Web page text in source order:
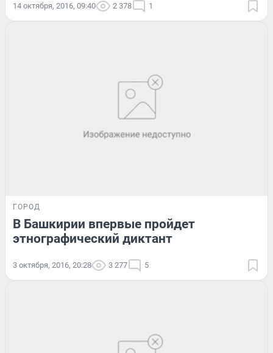
14 октября, 2016, 09:40 2 378 1
ГОРОД
В Башкирии впервые пройдет
этнографический диктант
3 октября, 2016, 20:28 3 277 5